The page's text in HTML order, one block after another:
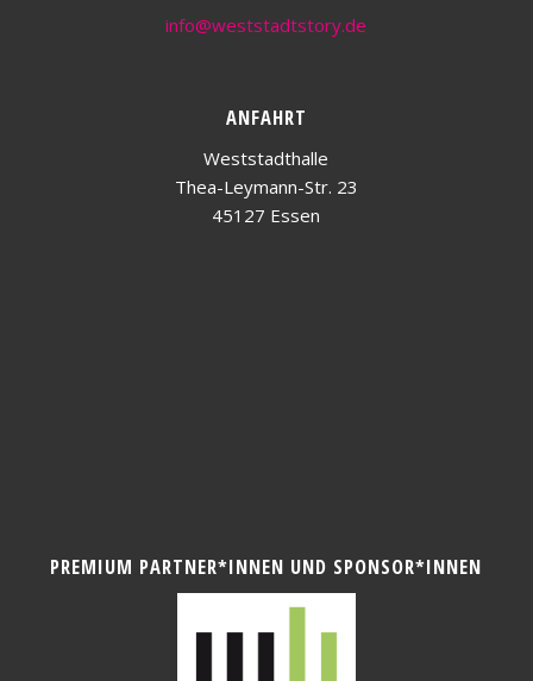
info@weststadtstory.de
ANFAHRT
Weststadthalle
Thea-Leymann-Str. 23
45127 Essen
PREMIUM PARTNER*INNEN UND SPONSOR*INNEN